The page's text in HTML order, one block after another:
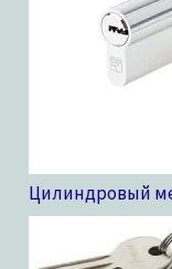
Цилиндровый